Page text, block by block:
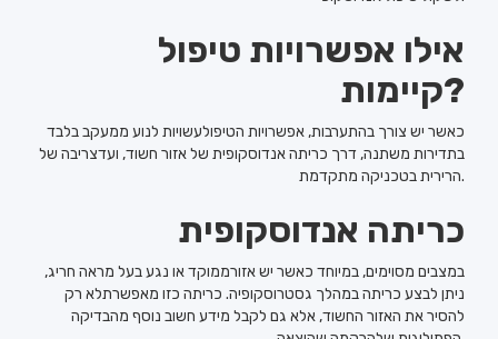
אילו אפשרויות טיפול
קיימות?
כאשר יש צורך בהתערבות, אפשרויות הטיפולעשויות לנוע ממעקב בלבד
בתדירות משתנה, דרך כריתה אנדוסקופית של אזור חשוד, ועדצריבה של
הרירית בטכניקה מתקדמת.
כריתה אנדוסקופית
במצבים מסוימים, במיוחד כאשר יש אזורממוקד או נגע בעל מראה חריג,
ניתן לבצע כריתה במהלך גסטרוסקופיה. כריתה כזו מאפשרתלא רק
להסיר את האזור החשוד, אלא גם לקבל מידע חשוב נוסף מהבדיקה